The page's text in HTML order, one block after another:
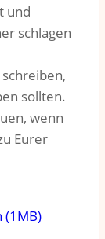
und
schlagen
schreiben,
sollten.
wenn
Eurer
(1MB)